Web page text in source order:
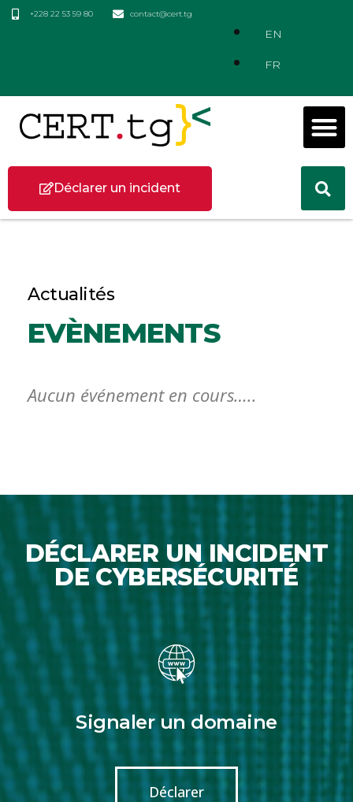
+228 22 53 59 80 contact@cert.tg
EN
FR
Déclarer un incident
Actualités
EVÈNEMENTS
Aucun événement en cours…..
DÉCLARER UN INCIDENT
DE CYBERSÉCURITÉ
Signaler un domaine
Déclarer